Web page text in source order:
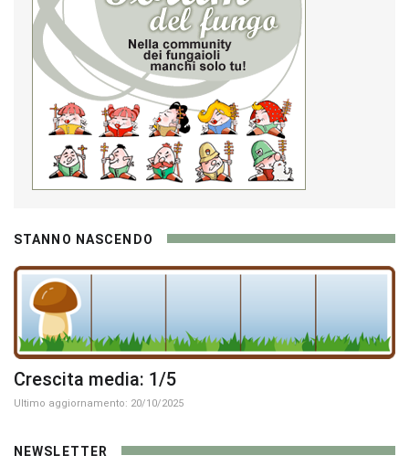
STANNO NASCENDO
Crescita media: 1/5
Ultimo aggiornamento: 20/10/2025
NEWSLETTER